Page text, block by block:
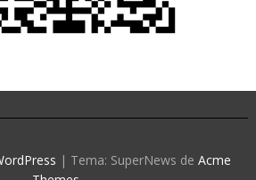
| Tema: SuperNews de Acme